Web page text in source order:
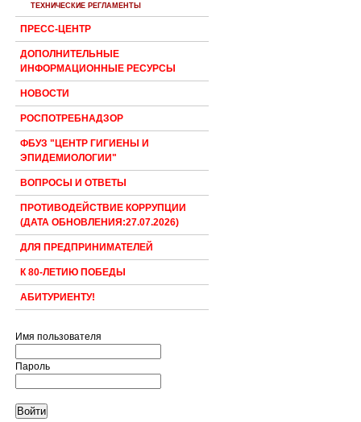
ТЕХНИЧЕСКИЕ РЕГЛАМЕНТЫ
ПРЕСС-ЦЕНТР
ДОПОЛНИТЕЛЬНЫЕ
ИНФОРМАЦИОННЫЕ РЕСУРСЫ
НОВОСТИ
РОСПОТРЕБНАДЗОР
ФБУЗ "ЦЕНТР ГИГИЕНЫ И
ЭПИДЕМИОЛОГИИ"
ВОПРОСЫ И ОТВЕТЫ
ПРОТИВОДЕЙСТВИЕ КОРРУПЦИИ
(ДАТА ОБНОВЛЕНИЯ:27.07.2026)
ДЛЯ ПРЕДПРИНИМАТЕЛЕЙ
К 80-ЛЕТИЮ ПОБЕДЫ
АБИТУРИЕНТУ!
Имя пользователя
Пароль